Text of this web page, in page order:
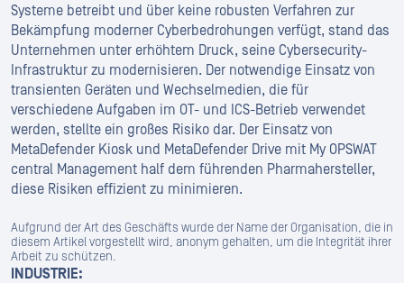
Systeme betreibt und über keine robusten Verfahren zur
Bekämpfung moderner Cyberbedrohungen verfügt, stand das
Unternehmen unter erhöhtem Druck, seine Cybersecurity-
Infrastruktur zu modernisieren. Der notwendige Einsatz von
transienten Geräten und Wechselmedien, die für
verschiedene Aufgaben im OT- und ICS-Betrieb verwendet
werden, stellte ein großes Risiko dar. Der Einsatz von
MetaDefender Kiosk und MetaDefender Drive mit My OPSWAT
central Management half dem führenden Pharmahersteller,
diese Risiken effizient zu minimieren.
Aufgrund der Art des Geschäfts wurde der Name der Organisation, die in
diesem Artikel vorgestellt wird, anonym gehalten, um die Integrität ihrer
Arbeit zu schützen.
INDUSTRIE: